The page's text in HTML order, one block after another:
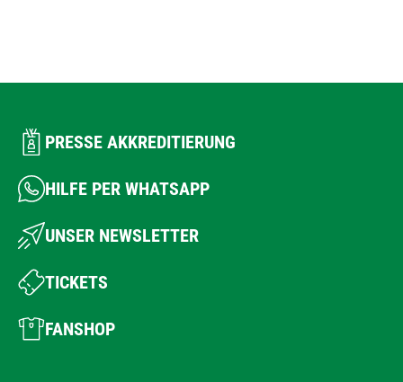
PRESSE AKKREDITIERUNG
HILFE PER WHATSAPP
UNSER NEWSLETTER
TICKETS
FANSHOP